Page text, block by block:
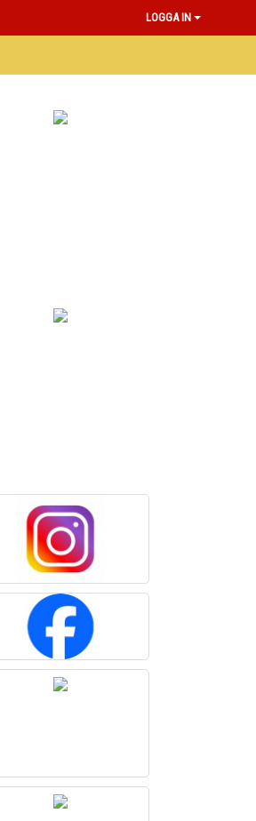
LOGGA IN